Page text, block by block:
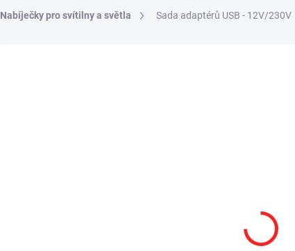
Nabíječky pro svítilny a světla Sada adaptérů USB - 12V/230V